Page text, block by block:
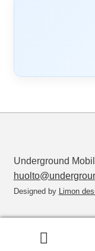
Underground
Designed by Limon